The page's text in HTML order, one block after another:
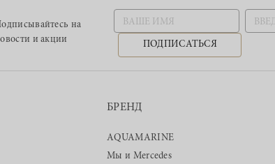
на
и акции
ПОДПИСАТЬСЯ
БРЕНД
AQUAMARINE
Мы и Mercedes